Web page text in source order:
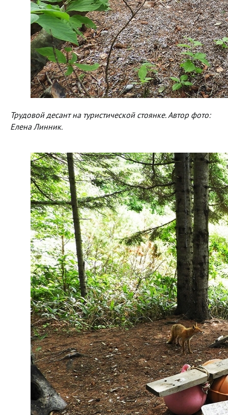
Трудовой десант на туристической стоянке. Автор фото:
Елена Линник.